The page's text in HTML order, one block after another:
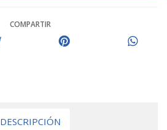
COMPARTIR
DESCRIPCIÓN